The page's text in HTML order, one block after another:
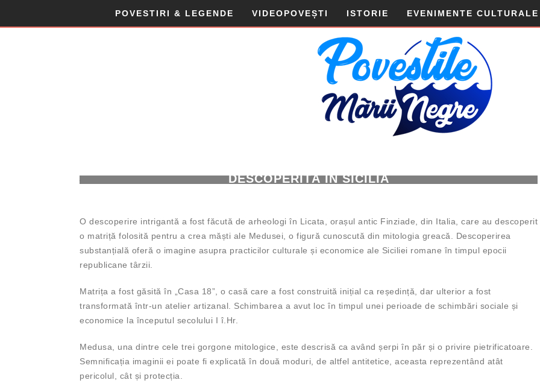
POVESTIRI & LEGENDE VIDEOPOVEȘTI ISTORIE EVENIMENTE CULTURALE
DESCOPERITĂ ÎN SICILIA
O descoperire intrigantă a fost făcută de arheologi în Licata, orașul antic Finziade, din Italia, care au descoperit
o matriță folosită pentru a crea măști ale Medusei, o figură cunoscută din mitologia greacă. Descoperirea
substanțială oferă o imagine asupra practicilor culturale și economice ale Siciliei romane în timpul epocii
republicane târzii.
Matrița a fost găsită în „Casa 18”, o casă care a fost construită inițial ca reședință, dar ulterior a fost
transformată într-un atelier artizanal. Schimbarea a avut loc în timpul unei perioade de schimbări sociale și
economice la începutul secolului I î.Hr.
Medusa, una dintre cele trei gorgone mitologice, este descrisă ca având șerpi în păr și o privire pietrificatoare.
Semnificația imaginii ei poate fi explicată în două moduri, de altfel antitetice, aceasta reprezentând atât
pericolul, cât și protecția.